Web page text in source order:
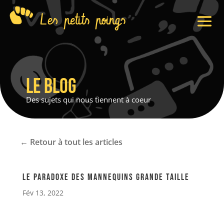
Les petits poings
Le blog
Des sujets qui nous tiennent à coeur
← Retour à tout les articles
Le paradoxe des Mannequins grande taille
Fév 13, 2022